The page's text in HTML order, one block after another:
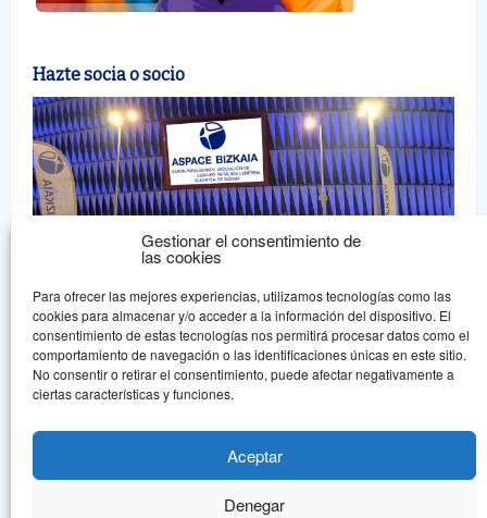
Gestionar el consentimiento de
las cookies
Para ofrecer las mejores experiencias, utilizamos tecnologías como las
cookies para almacenar y/o acceder a la información del dispositivo. El
consentimiento de estas tecnologías nos permitirá procesar datos como el
comportamiento de navegación o las identificaciones únicas en este sitio.
No consentir o retirar el consentimiento, puede afectar negativamente a
ciertas características y funciones.
Aceptar
Denegar
Hazte socia o socio
ASPACE BIZKAIA irabazi asmorik gabeko guraso elkartea da, eta
onura publikoko erakundearen aintzatespena jaso du.